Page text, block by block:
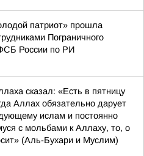
патриот» прошла
Пограничного
России по РИ
сказал: «Есть в пятницу
Аллах обязательно дарует
ислам и постоянно
с мольбами к Аллаху, то, о
(Аль-Бухари и Муслим)